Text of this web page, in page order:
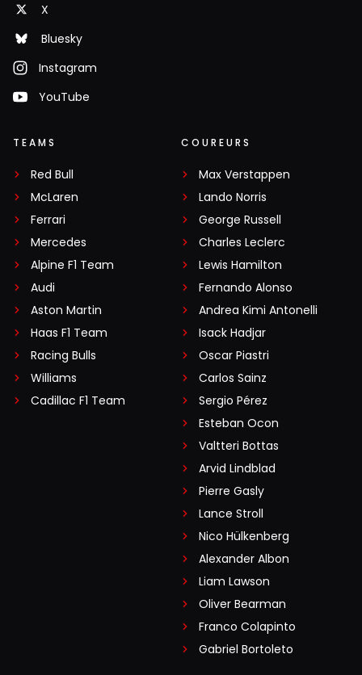
X
Bluesky
Instagram
YouTube
TEAMS
Red Bull
McLaren
Ferrari
Mercedes
Alpine F1 Team
Audi
Aston Martin
Haas F1 Team
Racing Bulls
Williams
Cadillac F1 Team
COUREURS
Max Verstappen
Lando Norris
George Russell
Charles Leclerc
Lewis Hamilton
Fernando Alonso
Andrea Kimi Antonelli
Isack Hadjar
Oscar Piastri
Carlos Sainz
Sergio Pérez
Esteban Ocon
Valtteri Bottas
Arvid Lindblad
Pierre Gasly
Lance Stroll
Nico Hülkenberg
Alexander Albon
Liam Lawson
Oliver Bearman
Franco Colapinto
Gabriel Bortoleto